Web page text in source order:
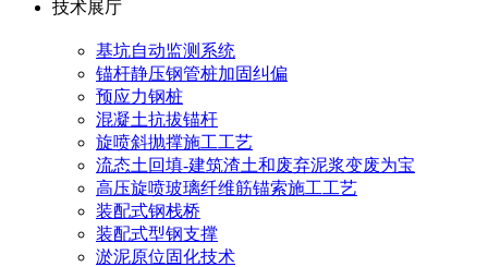
技术展厅
基坑自动监测系统
锚杆静压钢管桩加固纠偏
预应力钢桩
混凝土抗拔锚杆
旋喷斜抛撑施工工艺
流态土回填-建筑渣土和废弃泥浆变废为宝
高压旋喷玻璃纤维筋锚索施工工艺
装配式钢栈桥
装配式型钢支撑
淤泥原位固化技术